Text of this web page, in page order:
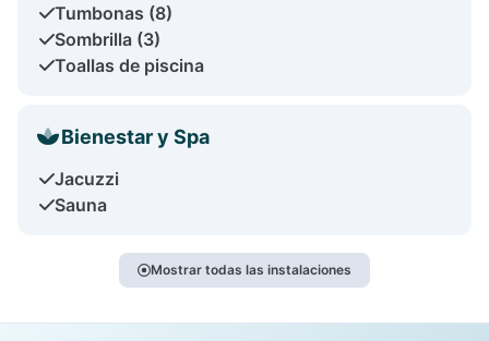
Tumbonas (8)
Sombrilla (3)
Toallas de piscina
Bienestar y Spa
Jacuzzi
Sauna
Mostrar todas las instalaciones